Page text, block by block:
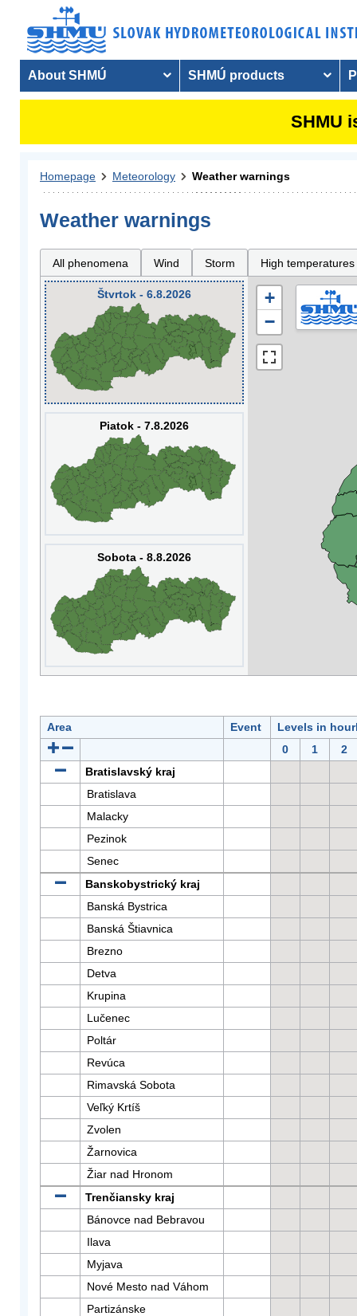
About SHMÚ SHMÚ products
SHMU
Homepage Meteorology Weather warnings
Weather warnings
All phenomena Wind Storm High temperatures
Štvrtok - 6.8.2026
Piatok - 7.8.2026
Sobota - 8.8.2026
+
−
Area Event
Levels in
0
1
2
Bratislavský kraj
Bratislava
Malacky
Pezinok
Senec
Banskobystrický kraj
Banská Bystrica
Banská Štiavnica
Brezno
Detva
Krupina
Lučenec
Poltár
Revúca
Rimavská Sobota
Veľký Krtíš
Zvolen
Žarnovica
Žiar nad Hronom
Trenčiansky kraj
Bánovce nad Bebravou
Ilava
Myjava
Nové Mesto nad Váhom
Partizánske